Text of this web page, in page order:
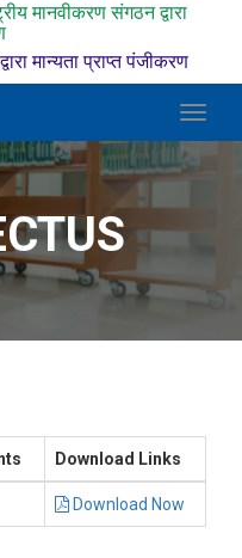
मानवीकरण संगठन द्वारा
मान्यता प्राप्त पंजीकरण
Toggle
Download Links
Download Now